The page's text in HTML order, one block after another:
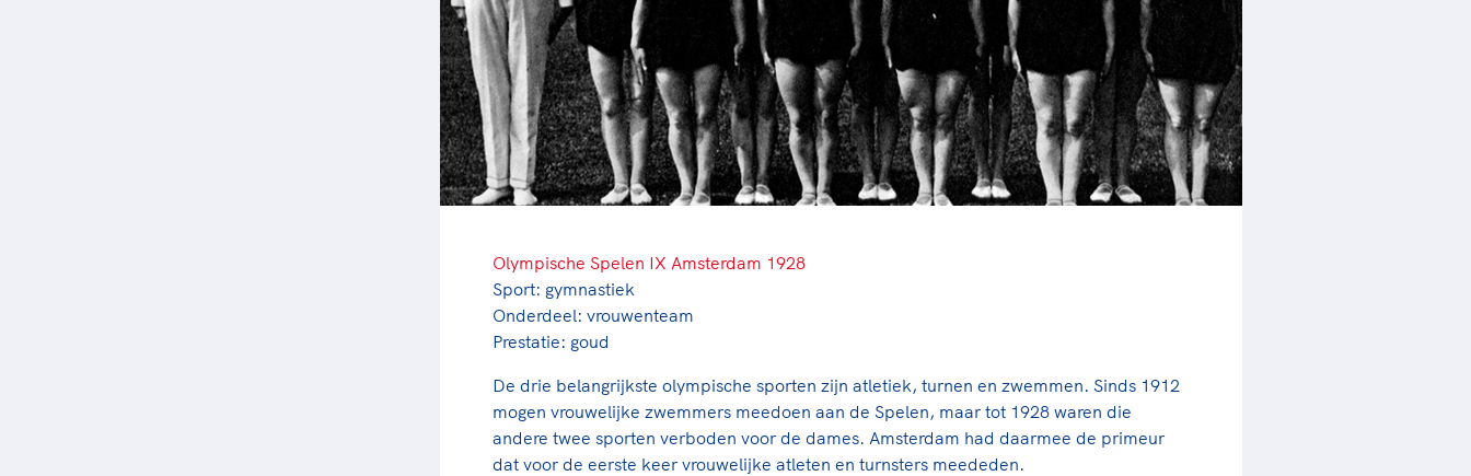
positionering van sport
je moeder of de hockeywedstrijd
van je buurjongen.
Lees verder
Diversiteit en inclusie
Gezonde sportomgeving
Vitale clubs en bestuurlijk kader
Lees verder
Olympische Spelen IX Amsterdam 1928
Sport: gymnastiek
Onderdeel: vrouwenteam
Prestatie: goud
De drie belangrijkste olympische sporten zijn atletiek, turnen en zwemmen. Sinds 1912
mogen vrouwelijke zwemmers meedoen aan de Spelen, maar tot 1928 waren die
andere twee sporten verboden voor de dames. Amsterdam had daarmee de primeur
dat voor de eerste keer vrouwelijke atleten en turnsters meededen.